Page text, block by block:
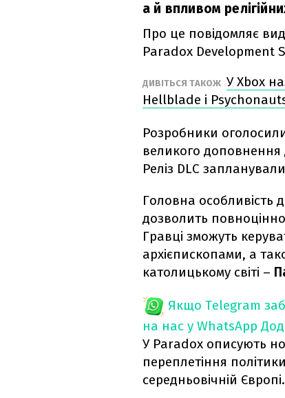
а й впливом
Про це повідомляє
Paradox Development
ДИВІТЬСЯ ТАКОЖ У Xbox
Hellblade і
Розробники
великого доповнення
Реліз DLC
Головна особливість
дозволить
Гравці зможуть
архієпископами, а
католицькому світі –
Якщо Telegram
на нас у WhatsApp
У Paradox описують
переплетіння
середньовічній Європі.